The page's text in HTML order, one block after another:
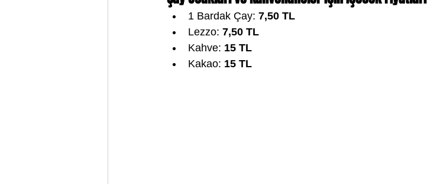
1 Bardak Çay: 7,50 TL
Lezzo: 7,50 TL
Kahve: 15 TL
Kakao: 15 TL